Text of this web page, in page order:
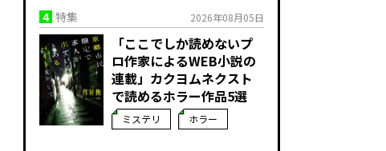
4 特集 2026年08月05日
「ここでしか読めないプ
ロ作家によるWEB小説の
連載」――カクヨムネクスト
で読めるホラー作品5選
ミステリ ホラー